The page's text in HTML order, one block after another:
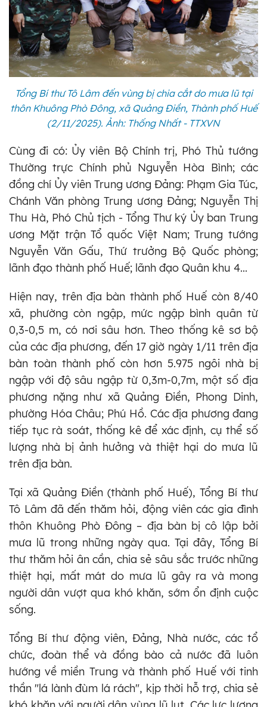
Tổng Bí thư Tô Lâm đến vùng bị chia cắt do mưa lũ tại
thôn Khuông Phò Đông, xã Quảng Điền, Thành phố Huế
(2/11/2025). Ảnh: Thống Nhất - TTXVN
Cùng đi có: Ủy viên Bộ Chính trị, Phó Thủ tướng
Thường trực Chính phủ Nguyễn Hòa Bình; các
đồng chí Ủy viên Trung ương Đảng: Phạm Gia Túc,
Chánh Văn phòng Trung ương Đảng; Nguyễn Thị
Thu Hà, Phó Chủ tịch - Tổng Thư ký Ủy ban Trung
ương Mặt trận Tổ quốc Việt Nam; Trung tướng
Nguyễn Văn Gấu, Thứ trưởng Bộ Quốc phòng;
lãnh đạo thành phố Huế; lãnh đạo Quân khu 4...
Hiện nay, trên địa bàn thành phố Huế còn 8/40
xã, phường còn ngập, mức ngập bình quân từ
0,3-0,5 m, có nơi sâu hơn. Theo thống kê sơ bộ
của các địa phương, đến 17 giờ ngày 1/11 trên địa
bàn toàn thành phố còn hơn 5.975 ngôi nhà bị
ngập với độ sâu ngập từ 0,3m-0,7m, một số địa
phương nặng như xã Quảng Điền, Phong Dinh,
phường Hóa Châu; Phú Hồ. Các địa phương đang
tiếp tục rà soát, thống kê để xác định, cụ thể số
lượng nhà bị ảnh hưởng và thiệt hại do mưa lũ
trên địa bàn.
Tại xã Quảng Điền (thành phố Huế), Tổng Bí thư
Tô Lâm đã đến thăm hỏi, động viên các gia đình
thôn Khuông Phò Đông – địa bàn bị cô lập bởi
mưa lũ trong những ngày qua. Tại đây, Tổng Bí
thư thăm hỏi ân cần, chia sẻ sâu sắc trước những
thiệt hại, mất mát do mưa lũ gây ra và mong
người dân vượt qua khó khăn, sớm ổn định cuộc
sống.
Tổng Bí thư động viên, Đảng, Nhà nước, các tổ
chức, đoàn thể và đồng bào cả nước đã luôn
hướng về miền Trung và thành phố Huế với tinh
thần "lá lành đùm lá rách", kịp thời hỗ trợ, chia sẻ